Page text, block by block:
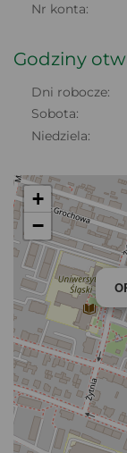
Nr konta:
Godziny
Dni robocze:
Sobota:
Niedziela:
+
−